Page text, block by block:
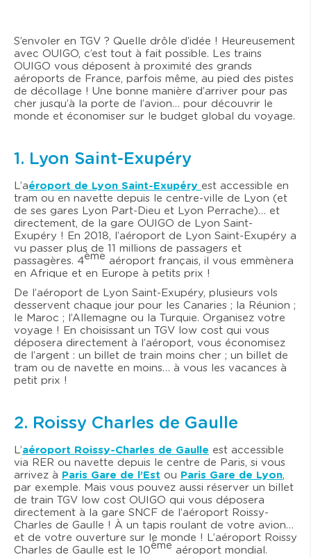
S’envoler en TGV ? Quelle drôle d’idée ! Heureusement
avec OUIGO, c’est tout à fait possible. Les trains
OUIGO vous déposent à proximité des grands
aéroports de France, parfois même, au pied des pistes
de décollage ! Une bonne manière d’arriver pour pas
cher jusqu’à la porte de l’avion… pour découvrir le
monde et économiser sur le budget global du voyage.
1. Lyon Saint-Exupéry
L’aéroport de Lyon Saint-Exupéry est accessible en
tram ou en navette depuis le centre-ville de Lyon (et
de ses gares Lyon Part-Dieu et Lyon Perrache)… et
directement, de la gare OUIGO de Lyon Saint-
Exupéry ! En 2018, l’aéroport de Lyon Saint-Exupéry a
vu passer plus de 11 millions de passagers et
passagères. 4ème aéroport français, il vous emmènera
en Afrique et en Europe à petits prix !
De l’aéroport de Lyon Saint-Exupéry, plusieurs vols
desservent chaque jour pour les Canaries ; la Réunion ;
le Maroc ; l’Allemagne ou la Turquie. Organisez votre
voyage ! En choisissant un TGV low cost qui vous
déposera directement à l’aéroport, vous économisez
de l’argent : un billet de train moins cher ; un billet de
tram ou de navette en moins… à vous les vacances à
petit prix !
2. Roissy Charles de Gaulle
L’aéroport Roissy-Charles de Gaulle est accessible
via RER ou navette depuis le centre de Paris, si vous
arrivez à Paris Gare de l’Est ou Paris Gare de Lyon,
par exemple. Mais vous pouvez aussi réserver un billet
de train TGV low cost OUIGO qui vous déposera
directement à la gare SNCF de l’aéroport Roissy-
Charles de Gaulle ! À un tapis roulant de votre avion…
et de votre ouverture sur le monde ! L’aéroport Roissy
Charles de Gaulle est le 10ème aéroport mondial.